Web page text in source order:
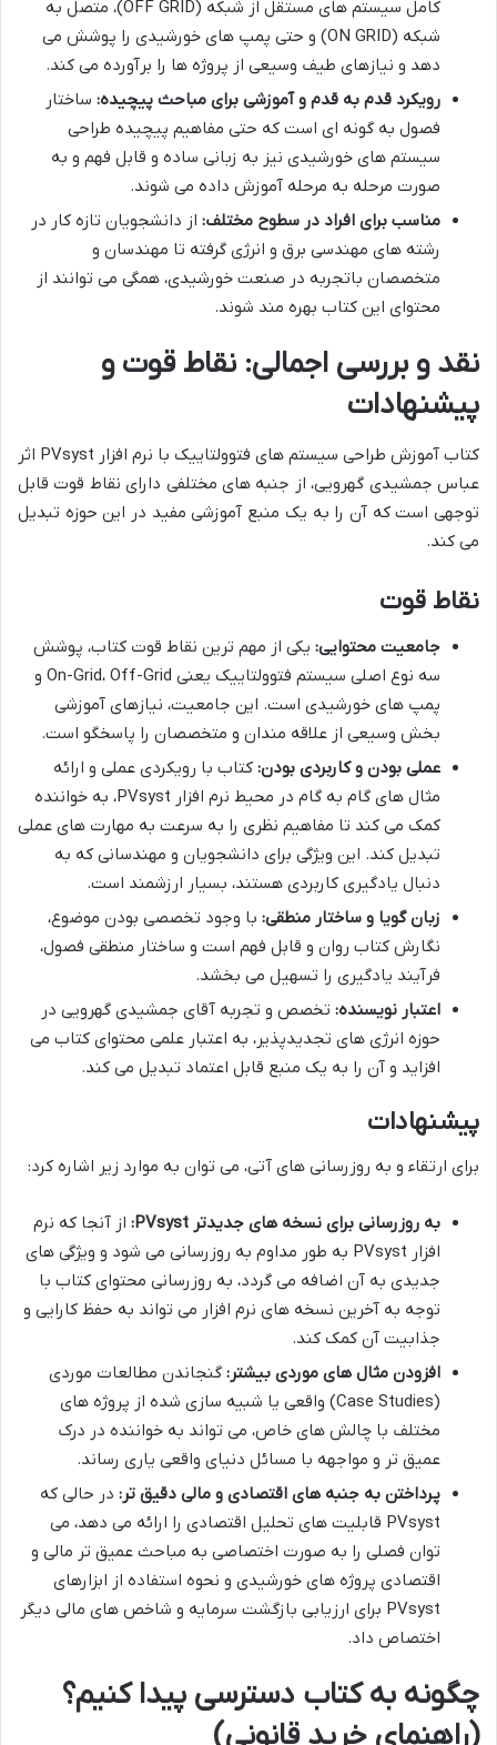
کامل سیستم های مستقل از شبکه (OFF GRID)، متصل به
شبکه (ON GRID) و حتی پمپ های خورشیدی را پوشش می
دهد و نیازهای طیف وسیعی از پروژه ها را برآورده می کند.
رویکرد قدم به قدم و آموزشی برای مباحث پیچیده: ساختار
فصول به گونه ای است که حتی مفاهیم پیچیده طراحی
سیستم های خورشیدی نیز به زبانی ساده و قابل فهم و به
صورت مرحله به مرحله آموزش داده می شوند.
مناسب برای افراد در سطوح مختلف: از دانشجویان تازه کار در
رشته های مهندسی برق و انرژی گرفته تا مهندسان و
متخصصان باتجربه در صنعت خورشیدی، همگی می توانند از
محتوای این کتاب بهره مند شوند.
نقد و بررسی اجمالی: نقاط قوت و
پیشنهادات
کتاب آموزش طراحی سیستم های فتوولتاییک با نرم افزار PVsyst اثر
عباس جمشیدی گهرویی، از جنبه های مختلفی دارای نقاط قوت قابل
توجهی است که آن را به یک منبع آموزشی مفید در این حوزه تبدیل
می کند.
نقاط قوت
جامعیت محتوایی: یکی از مهم ترین نقاط قوت کتاب، پوشش
سه نوع اصلی سیستم فتوولتاییک یعنی On-Grid، Off-Grid و
پمپ های خورشیدی است. این جامعیت، نیازهای آموزشی
بخش وسیعی از علاقه مندان و متخصصان را پاسخگو است.
عملی بودن و کاربردی بودن: کتاب با رویکردی عملی و ارائه
مثال های گام به گام در محیط نرم افزار PVsyst، به خواننده
کمک می کند تا مفاهیم نظری را به سرعت به مهارت های عملی
تبدیل کند. این ویژگی برای دانشجویان و مهندسانی که به
دنبال یادگیری کاربردی هستند، بسیار ارزشمند است.
زبان گویا و ساختار منطقی: با وجود تخصصی بودن موضوع،
نگارش کتاب روان و قابل فهم است و ساختار منطقی فصول،
فرآیند یادگیری را تسهیل می بخشد.
اعتبار نویسنده: تخصص و تجربه آقای جمشیدی گهرویی در
حوزه انرژی های تجدیدپذیر، به اعتبار علمی محتوای کتاب می
افزاید و آن را به یک منبع قابل اعتماد تبدیل می کند.
پیشنهادات
برای ارتقاء و به روزرسانی های آتی، می توان به موارد زیر اشاره کرد:
به روزرسانی برای نسخه های جدیدتر PVsyst:
از آنجا که نرم
افزار PVsyst به طور مداوم به روزرسانی می شود و ویژگی های
جدیدی به آن اضافه می گردد، به روزرسانی محتوای کتاب با
توجه به آخرین نسخه های نرم افزار می تواند به حفظ کارایی و
جذابیت آن کمک کند.
افزودن مثال های موردی بیشتر: گنجاندن مطالعات موردی
(Case Studies) واقعی یا شبیه سازی شده از پروژه های
مختلف با چالش های خاص، می تواند به خواننده در درک
عمیق تر و مواجهه با مسائل دنیای واقعی یاری رساند.
پرداختن به جنبه های اقتصادی و مالی دقیق تر: در حالی که
PVsyst قابلیت های تحلیل اقتصادی را ارائه می دهد، می
توان فصلی را به صورت اختصاصی به مباحث عمیق تر مالی و
اقتصادی پروژه های خورشیدی و نحوه استفاده از ابزارهای
PVsyst برای ارزیابی بازگشت سرمایه و شاخص های مالی دیگر
اختصاص داد.
چگونه به کتاب دسترسی پیدا کنیم؟
(راهنمای خرید قانونی)